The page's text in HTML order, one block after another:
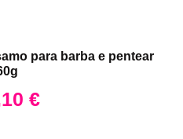
para barba e pentear
€